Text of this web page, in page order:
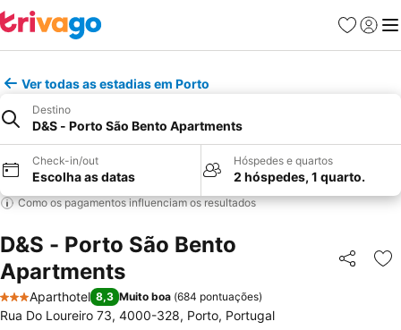
Favoritos
Iniciar
Ver todas as estadias em Porto
Destino
D&S - Porto São Bento Apartments
Check-in/out
Escolha as datas
Hóspedes e quartos
2 hóspedes, 1 quarto.
Como os pagamentos influenciam os resultados
D&S - Porto São Bento
Apartments
Partilhar
3 Estrelas
Aparthotel 8,3 Muito boa (684 pontuações)
Rua Do Loureiro 73, 4000-328, Porto, Portugal